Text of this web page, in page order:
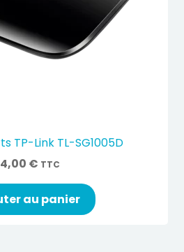
TP-Link TL-SG1005D
€ TTC
au panier